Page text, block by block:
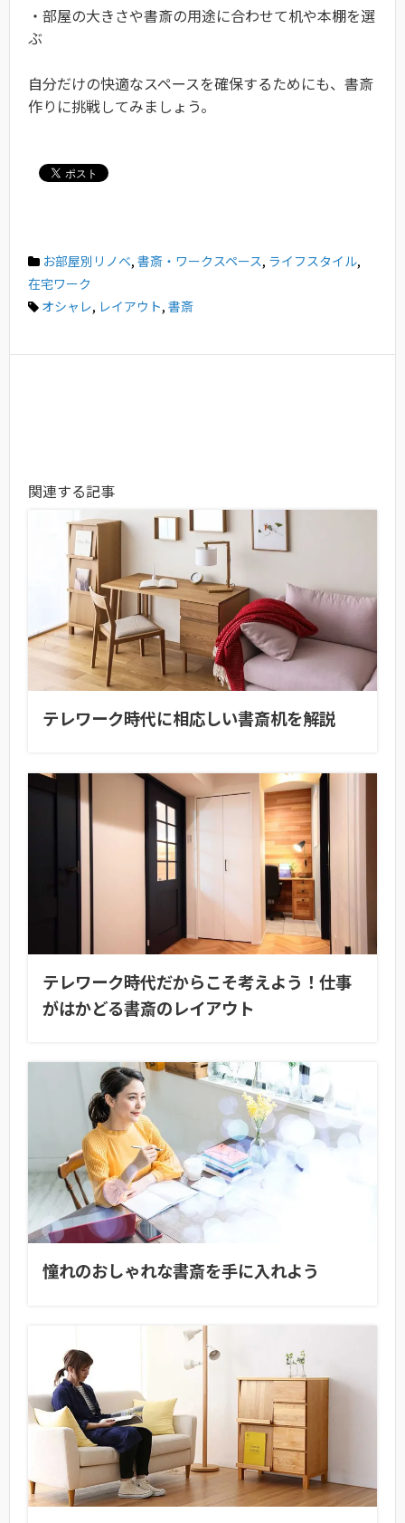
・部屋の大きさや書斎の用途に合わせて机や本棚を選
ぶ
自分だけの快適なスペースを確保するためにも、書斎
作りに挑戦してみましょう。
お部屋別リノベ, 書斎・ワークスペース, ライフスタイル,
在宅ワーク
オシャレ, レイアウト, 書斎
関連する記事
テレワーク時代に相応しい書斎机を解説
テレワーク時代だからこそ考えよう！仕事
がはかどる書斎のレイアウト
憧れのおしゃれな書斎を手に入れよう